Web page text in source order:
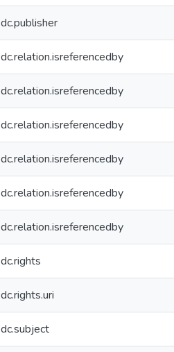
dc.publisher
dc.relation.isreferencedby
dc.relation.isreferencedby
dc.relation.isreferencedby
dc.relation.isreferencedby
dc.relation.isreferencedby
dc.relation.isreferencedby
dc.rights
dc.rights.uri
dc.subject